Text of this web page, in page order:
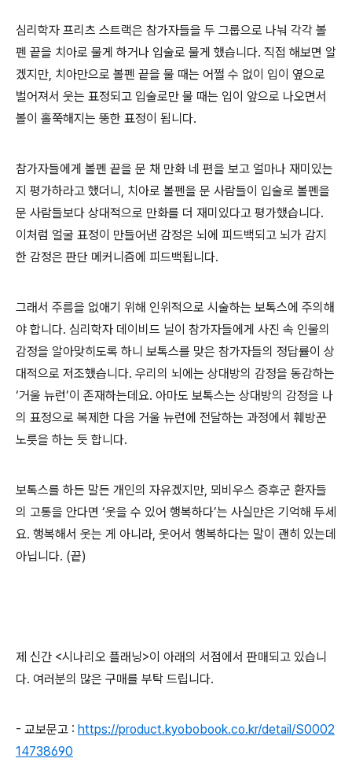
심리학자 프리츠 스트랙은 참가자들을 두 그룹으로 나눠 각각 볼
펜 끝을 치아로 물게 하거나 입술로 물게 했습니다. 직접 해보면 알
겠지만, 치아만으로 볼펜 끝을 물 때는 어쩔 수 없이 입이 옆으로
벌어져서 웃는 표정되고 입술로만 물 때는 입이 앞으로 나오면서
볼이 홀쭉해지는 뚱한 표정이 됩니다.
참가자들에게 볼펜 끝을 문 채 만화 네 편을 보고 얼마나 재미있는
지 평가하라고 했더니, 치아로 볼펜을 문 사람들이 입술로 볼펜을
문 사람들보다 상대적으로 만화를 더 재미있다고 평가했습니다.
이처럼 얼굴 표정이 만들어낸 감정은 뇌에 피드백되고 뇌가 감지
한 감정은 판단 메커니즘에 피드백됩니다.
그래서 주름을 없애기 위해 인위적으로 시술하는 보톡스에 주의해
야 합니다. 심리학자 데이비드 닐이 참가자들에게 사진 속 인물의
감정을 알아맞히도록 하니 보톡스를 맞은 참가자들의 정답률이 상
대적으로 저조했습니다. 우리의 뇌에는 상대방의 감정을 동감하는
‘거울 뉴런’이 존재하는데요. 아마도 보톡스는 상대방의 감정을 나
의 표정으로 복제한 다음 거울 뉴런에 전달하는 과정에서 훼방꾼
노릇을 하는 듯 합니다.
보톡스를 하든 말든 개인의 자유겠지만, 뫼비우스 증후군 환자들
의 고통을 안다면 ‘웃을 수 있어 행복하다’는 사실만은 기억해 두세
요. 행복해서 웃는 게 아니라, 웃어서 행복하다는 말이 괜히 있는데
아닙니다. (끝)
제 신간 <시나리오 플래닝>이 아래의 서점에서 판매되고 있습니
다. 여러분의 많은 구매를 부탁 드립니다.
- 교보문고 : https://product.kyobobook.co.kr/detail/S0002
14738690